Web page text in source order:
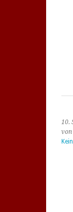
10.